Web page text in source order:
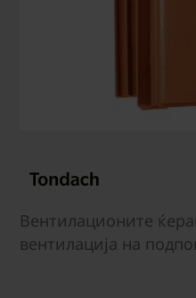
Вентилационите
вентилација на